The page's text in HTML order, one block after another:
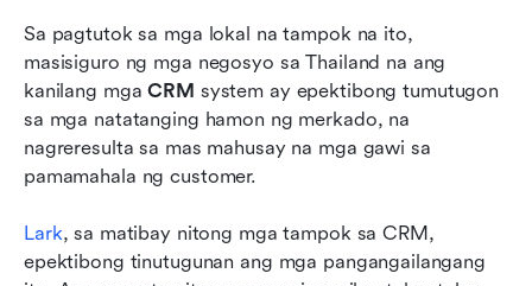
Sa pagtutok sa mga lokal na tampok na ito,
masisiguro ng mga negosyo sa Thailand na ang
kanilang mga CRM system ay epektibong tumutugon
sa mga natatanging hamon ng merkado, na
nagreresulta sa mas mahusay na mga gawi sa
pamamahala ng customer.
Lark, sa matibay nitong mga tampok sa CRM,
epektibong tinutugunan ang mga pangangailangang